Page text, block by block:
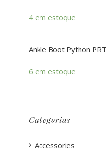
4 em estoque
Ankle Boot Python PRT
6 em estoque
Categorias
Accessories